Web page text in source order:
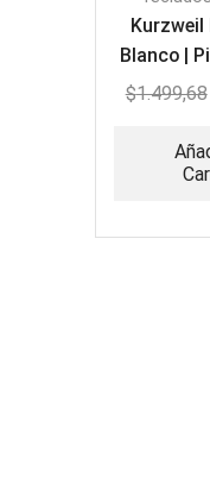
Kurzweil
Blanco |
88
$1.499,68